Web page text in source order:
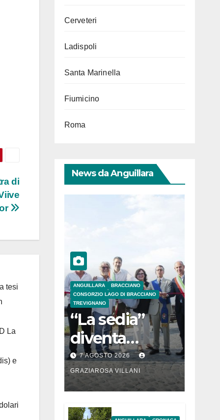
di
tesi
La
e
Cerveteri
Ladispoli
Santa Marinella
Fiumicino
Roma
News da Anguillara
ANGUILLARA
BRACCIANO
CONSORZIO LAGO DI BRACCIANO
TREVIGNANO
“La sedia”
diventa
Belvedere sul
lago di
Bracciano: ieri
l’inaugurazion
7 AGOSTO 2026
GRAZIAROSA VILLANI